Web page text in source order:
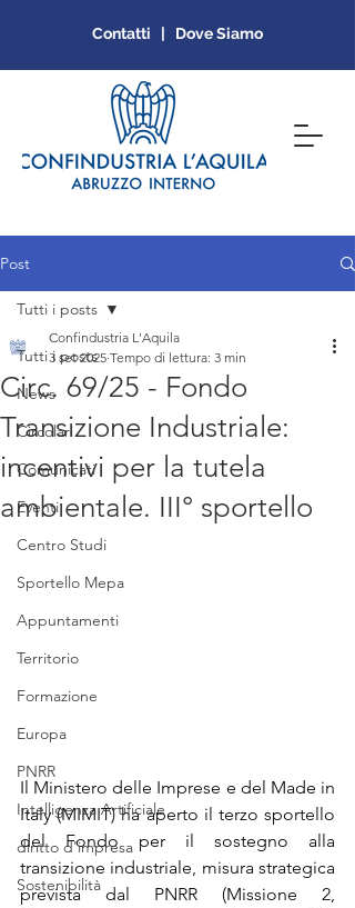
Contatti | Dove Siamo
Post
Tutti i posts
News
Circolari
Comunicati
Eventi
Centro Studi
Sportello Mepa
Appuntamenti
Territorio
Formazione
Europa
PNRR
Intelligenza Artificiale
diritto d'impresa
Sostenibilità
Tutti i posts
Circ. 69/25 - Fondo
Transizione Industriale:
incentivi per la tutela
ambientale. III° sportello
Confindustria L'Aquila
3 set 2025 Tempo di lettura: 3 min
Il Ministero delle Imprese e del Made in
Italy (MIMIT) ha aperto il terzo sportello
del Fondo per il sostegno alla
transizione industriale, misura strategica
prevista dal PNRR (Missione 2,